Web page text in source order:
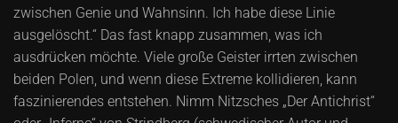
zwischen Genie und Wahnsinn. Ich habe diese Linie
ausgelöscht.“ Das fast knapp zusammen, was ich
ausdrücken möchte. Viele große Geister irrten zwischen
beiden Polen, und wenn diese Extreme kollidieren, kann
faszinierendes entstehen. Nimm Nitzsches „Der Antichrist“